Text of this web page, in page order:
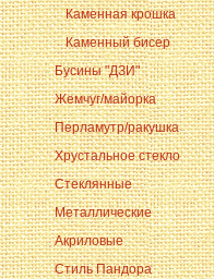
Каменная крошка
Каменный бисер
Бусины "ДЗИ"
Жемчуг/майорка
Перламутр/ракушка
Хрустальное стекло
Стеклянные
Металлические
Акриловые
Стиль Пандора